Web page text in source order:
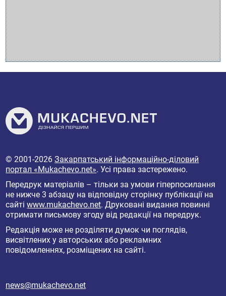
© 2001-2026Закарпатський інформаційно-діловий
портал «Mukachevo.net». Усі права застережено.
Передрук матеріалів – тільки за умови гіперпосилання
не нижче 3 абзацу на відповідну сторінку публікації на
сайтіwww.mukachevo.net. Друковані видання повинні
отримати письмову згоду від редакції на передрук.
Редакція може не розділяти думок чи поглядів,
висвітлених у авторських або рекламних
повідомленнях, розміщених на сайті.
news@mukachevo.net